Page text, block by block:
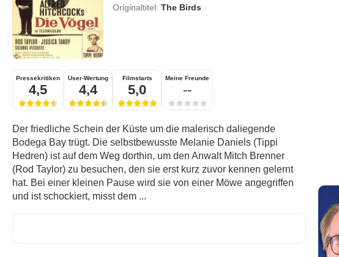
Originaltitel: The Birds
Pressekritiken
4,5
User-Wertung
4,4
Filmstarts
5,0
Meine Freunde
--
Der friedliche Schein der Küste um die malerisch daliegende
Bodega Bay trügt. Die selbstbewusste Melanie Daniels (Tippi
Hedren) ist auf dem Weg dorthin, um den Anwalt Mitch Brenner
(Rod Taylor) zu besuchen, den sie erst kurz zuvor kennen gelernt
hat. Bei einer kleinen Pause wird sie von einer Möwe angegriffen
und ist schockiert, misst dem ...